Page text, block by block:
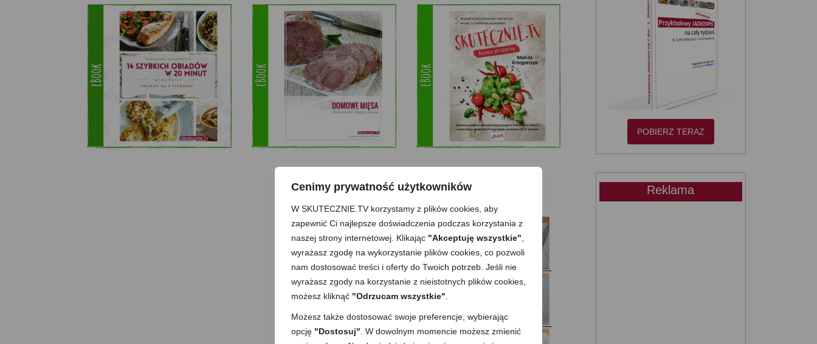
Cenimy prywatność użytkowników
W SKUTECZNIE.TV korzystamy z plików cookies, aby
zapewnić Ci najlepsze doświadczenia podczas korzystania z
naszej strony internetowej. Klikając "Akceptuję wszystkie"
wyrażasz zgodę na wykorzystanie plików cookies, co pozwoli
nam dostosować treści i oferty do Twoich potrzeb. Jeśli nie
wyrażasz zgody na korzystanie z nieistotnych plików cookies,
możesz kliknąć "Odrzucam wszystkie"
Możesz także dostosować swoje preferencje, wybierając
opcję "Dostosuj" . W dowolnym momencie możesz zmienić
Zobacz też
Domowy ketchup (bez cukru) Tarta francuska z cebulą i pomidorem
Domowe żelki Zupa kurkowa z selerem i pietruszką
POBIERZ TERAZ
Reklama